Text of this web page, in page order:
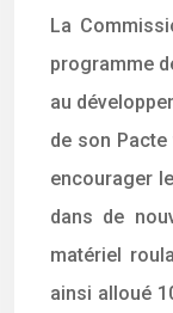
La
programme
au
de son
encourager
dans de
matériel
ainsi alloué